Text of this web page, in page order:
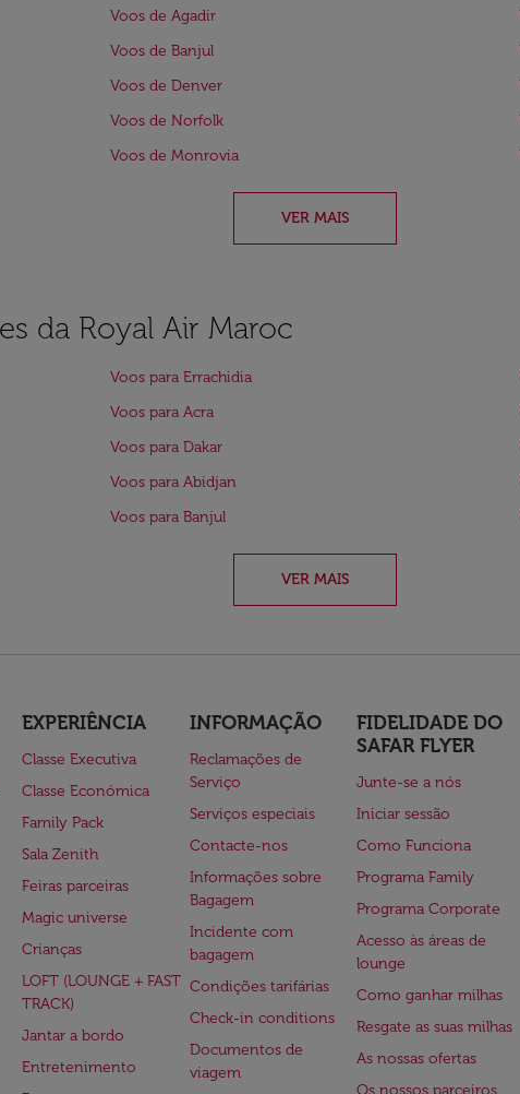
Voos de Agadir
Voos de Banjul
Voos de Denver
Voos de Norfolk
Voos de Monrovia
VER MAIS
da Royal Air Maroc
Voos para Errachidia
Voos para Acra
Voos para Dakar
Voos para Abidjan
Voos para Banjul
VER MAIS
EXPERIÊNCIA
Classe Executiva
Classe Económica
Family Pack
Sala Zenith
Feiras parceiras
Magic universe
Crianças
LOFT (LOUNGE + FAST
TRACK)
Jantar a bordo
Entretenimento
INFORMAÇÃO
Reclamações de
Serviço
Serviços especiais
Contacte-nos
Informações sobre
Bagagem
Incidente com
bagagem
Condições tarifárias
Check-in conditions
Documentos de
viagem
FIDELIDADE DO
SAFAR FLYER
Junte-se a nós
Iniciar sessão
Como Funciona
Programa Family
Programa Corporate
Acesso às áreas de
lounge
Como ganhar milhas
Resgate as suas milhas
As nossas ofertas
Os nossos parceiros